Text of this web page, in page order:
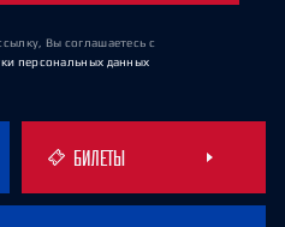
Вы соглашаетесь с
персональных данных
БИЛЕТЫ